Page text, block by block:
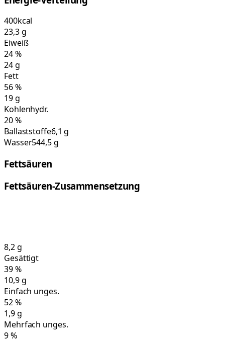
400kcal
23,3g
Eiweiß
24%
24g
Fett
56%
19g
Kohlenhydr.
20%
Ballaststoffe6,1 g
Wasser544,5 g
Fettsäuren
Fettsäuren-Zusammensetzung
8,2g
Gesättigt
39%
10,9g
Einfach unges.
52%
1,9g
Mehrfach unges.
9%